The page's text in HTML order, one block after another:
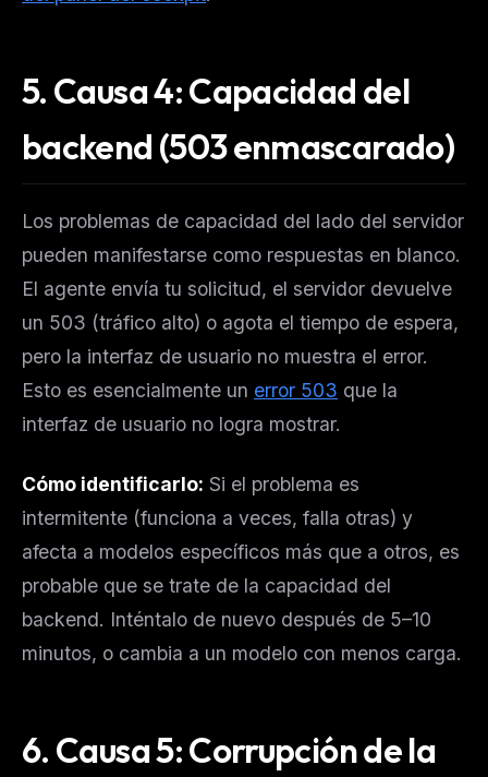
5. Causa 4: Capacidad del
backend (503 enmascarado)
Los problemas de capacidad del lado del servidor
pueden manifestarse como respuestas en blanco.
El agente envía tu solicitud, el servidor devuelve
un 503 (tráfico alto) o agota el tiempo de espera,
pero la interfaz de usuario no muestra el error.
Esto es esencialmente un error 503 que la
interfaz de usuario no logra mostrar.
Cómo identificarlo: Si el problema es
intermitente (funciona a veces, falla otras) y
afecta a modelos específicos más que a otros, es
probable que se trate de la capacidad del
backend. Inténtalo de nuevo después de 5–10
minutos, o cambia a un modelo con menos carga.
6. Causa 5: Corrupción de la
THIS WEEK'S DIGEST
MCP pick of the week
FREE NEWSLETTER